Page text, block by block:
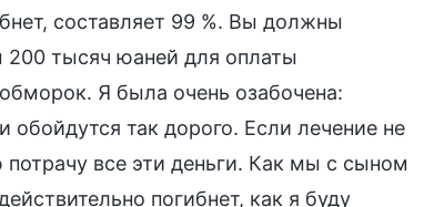
составляет 99 %. Вы должны
200 тысяч юаней для оплаты
Я была очень озабочена:
так дорого. Если лечение не
все эти деньги. Как мы с сыном
погибнет, как я буду